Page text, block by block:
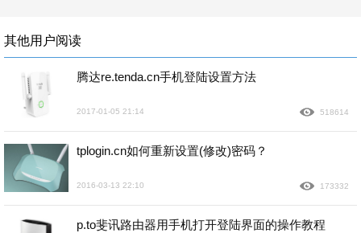
其他用户阅读
腾达re.tenda.cn手机登陆设置方法
2017-01-05 21:14 518614
tplogin.cn如何重新设置(修改)密码？
2016-03-13 22:10 173332
p.to斐讯路由器用手机打开登陆界面的操作教程